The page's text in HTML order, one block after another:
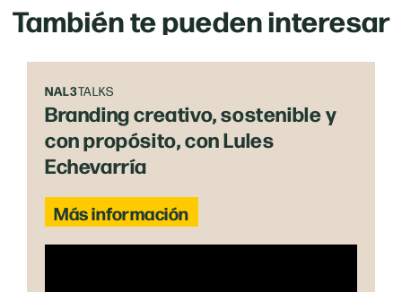
También te pueden interesar
NAL3TALKS
Branding creativo, sostenible y
con propósito, con Lules
Echevarría
Más información